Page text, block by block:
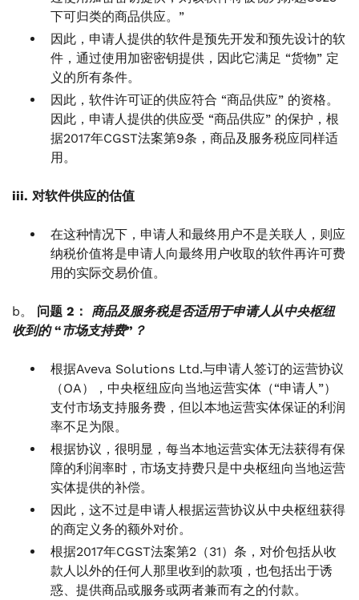
下可归类的商品供应。”
因此，申请人提供的软件是预先开发和预先设计的软
件，通过使用加密密钥提供，因此它满足 “货物” 定
义的所有条件。
因此，软件许可证的供应符合 “商品供应” 的资格。
因此，申请人提供的供应受 “商品供应” 的保护，根
据2017年CGST法案第9条，商品及服务税应同样适
用。
iii. 对软件供应的估值
在这种情况下，申请人和最终用户不是关联人，则应
纳税价值将是申请人向最终用户收取的软件再许可费
用的实际交易价值。
b。 问题 2： 商品及服务税是否适用于申请人从中央枢纽
收到的 “市场支持费”？
根据Aveva Solutions Ltd.与申请人签订的运营协议
（OA），中央枢纽应向当地运营实体（“申请人”）
支付市场支持服务费，但以本地运营实体保证的利润
率不足为限。
根据协议，很明显，每当本地运营实体无法获得有保
障的利润率时，市场支持费只是中央枢纽向当地运营
实体提供的补偿。
因此，这不过是申请人根据运营协议从中央枢纽获得
的商定义务的额外对价。
根据2017年CGST法案第2（31）条，对价包括从收
款人以外的任何人那里收到的款项，也包括出于诱
惑、提供商品或服务或两者兼而有之的付款。